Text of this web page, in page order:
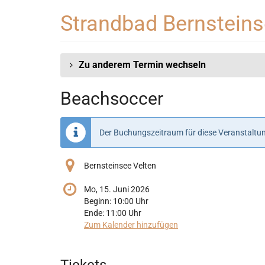
Strandbad
Zu anderem Termin wechseln
Beachsoccer
Der Buchungszeitraum für diese
Bernsteinsee Velten
Mo, 15. Juni 2026
Beginn: 10:00 Uhr
Ende: 11:00 Uhr
Zum Kalender hinzufügen